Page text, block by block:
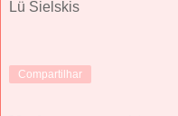
Lü Sielskis
Compartilhar